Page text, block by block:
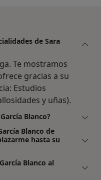
de Sara
Te mostramos
gracias a su
Estudios
y uñas).
Blanco?
Blanco de
hasta su
Blanco al